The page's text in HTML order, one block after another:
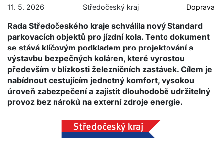
11. 5. 2026 Středočeský kraj Doprava
Rada Středočeského kraje schválila nový Standard
parkovacích objektů pro jízdní kola. Tento dokument
se stává klíčovým podkladem pro projektování a
výstavbu bezpečných koláren, které vyrostou
především v blízkosti železničních zastávek. Cílem je
nabídnout cestujícím jednotný komfort, vysokou
úroveň zabezpečení a zajistit dlouhodobě udržitelný
provoz bez nároků na externí zdroje energie.